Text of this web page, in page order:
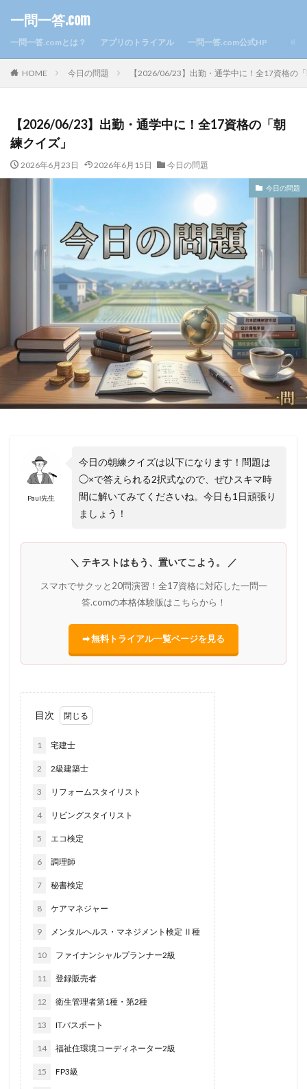
一問一答.com
一問一答.comとは？ アプリのトライアル 一問一答.com公式HP
HOME 今日の問題 【2026/06/23】出勤・通学中に！全17資格の
【2026/06/23】出勤・通学中に！全17資格の「朝
練クイズ」
2026年6月23日 2026年6月15日 今日の問題
今日の問題
Paul先生
今日の朝練クイズは以下になります！問題は
◯×で答えられる2択式なので、ぜひスキマ時
間に解いてみてくださいね。今日も1日頑張り
ましょう！
＼ テキストはもう、置いてこよう。 ／
スマホでサクッと20問演習！全17資格に対応した一問一
答.comの本格体験版はこちらから！
➡ 無料トライアル一覧ページを見る
目次
1 宅建士
2 2級建築士
3 リフォームスタイリスト
4 リビングスタイリスト
5 エコ検定
6 調理師
7 秘書検定
8 ケアマネジャー
9 メンタルヘルス・マネジメント検定 Ⅱ種
10 ファイナンシャルプランナー2級
11 登録販売者
12 衛生管理者第1種・第2種
13 ITパスポート
14 福祉住環境コーディネーター2級
15 FP3級